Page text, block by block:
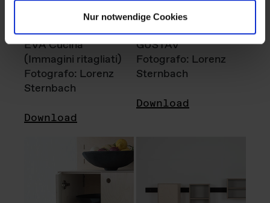
Nur notwendige Cookies
EVA Cucina
(Immagini ritagliati)
Fotografo: Lorenz
Sternbach
Download
GUSTAV
Fotografo: Lorenz
Sternbach
Download